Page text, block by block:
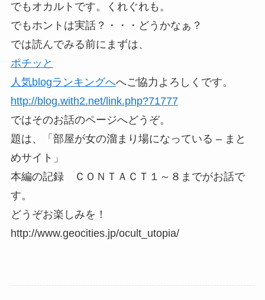
でもオカルトです。くれぐれも。
でもホントは実話？・・・どうかなぁ？
では読んでみる前にまずは、
ポチッと
人気blogランキングへへご協力よろしくです。
http://blog.with2.net/link.php?71777
ではそのお話のページへどうぞ。
題は、「部屋が女の溜まり場になっている – まと
めサイト」
本編の記録 ＣＯＮＴＡＣＴ１～８までがお話で
す。
どうぞお楽しみを！
http://www.geocities.jp/ocult_utopia/